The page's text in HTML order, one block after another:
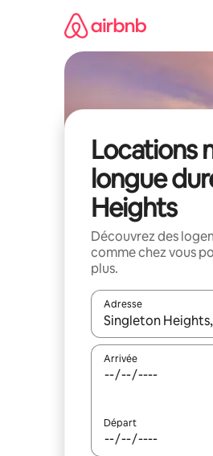
Locations
longue
Heights
Découvrez des
comme chez vous
plus.
Adresse
Lorsque les
Arrivée
Départ